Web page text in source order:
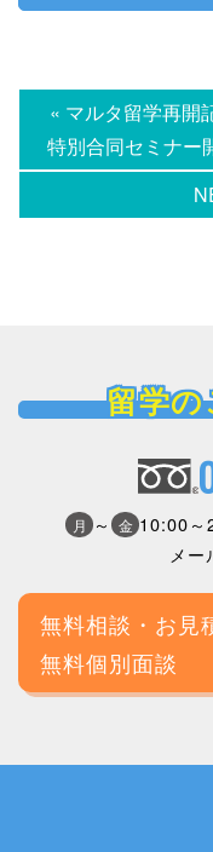
« マルタ留学再開
特別合同セミナー
留学
月 ～ 金 10:00
メ
無料相談・お見
無料個別面談